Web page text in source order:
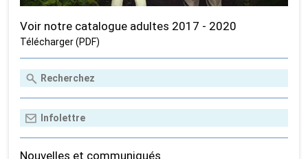
Voir notre catalogue adultes 2017 - 2020
Télécharger (PDF)
Nouvelles et communiqués